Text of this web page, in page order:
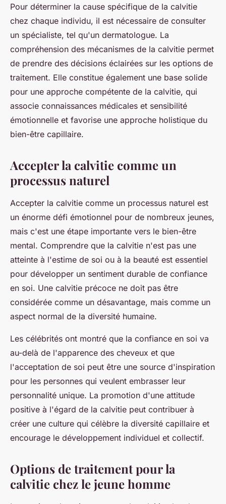
Pour déterminer la cause spécifique de la calvitie
chez chaque individu, il est nécessaire de consulter
un spécialiste, tel qu'un dermatologue. La
compréhension des mécanismes de la calvitie permet
de prendre des décisions éclairées sur les options de
traitement. Elle constitue également une base solide
pour une approche compétente de la calvitie, qui
associe connaissances médicales et sensibilité
émotionnelle et favorise une approche holistique du
bien-être capillaire.
Accepter la calvitie comme un
processus naturel
Accepter la calvitie comme un processus naturel est
un énorme défi émotionnel pour de nombreux jeunes,
mais c'est une étape importante vers le bien-être
mental. Comprendre que la calvitie n'est pas une
atteinte à l'estime de soi ou à la beauté est essentiel
pour développer un sentiment durable de confiance
en soi. Une calvitie précoce ne doit pas être
considérée comme un désavantage, mais comme un
aspect normal de la diversité humaine.
Les célébrités ont montré que la confiance en soi va
au-delà de l'apparence des cheveux et que
l'acceptation de soi peut être une source d'inspiration
pour les personnes qui veulent embrasser leur
personnalité unique. La promotion d'une attitude
positive à l'égard de la calvitie peut contribuer à
créer une culture qui célèbre la diversité capillaire et
encourage le développement individuel et collectif.
Options de traitement pour la
calvitie chez le jeune homme